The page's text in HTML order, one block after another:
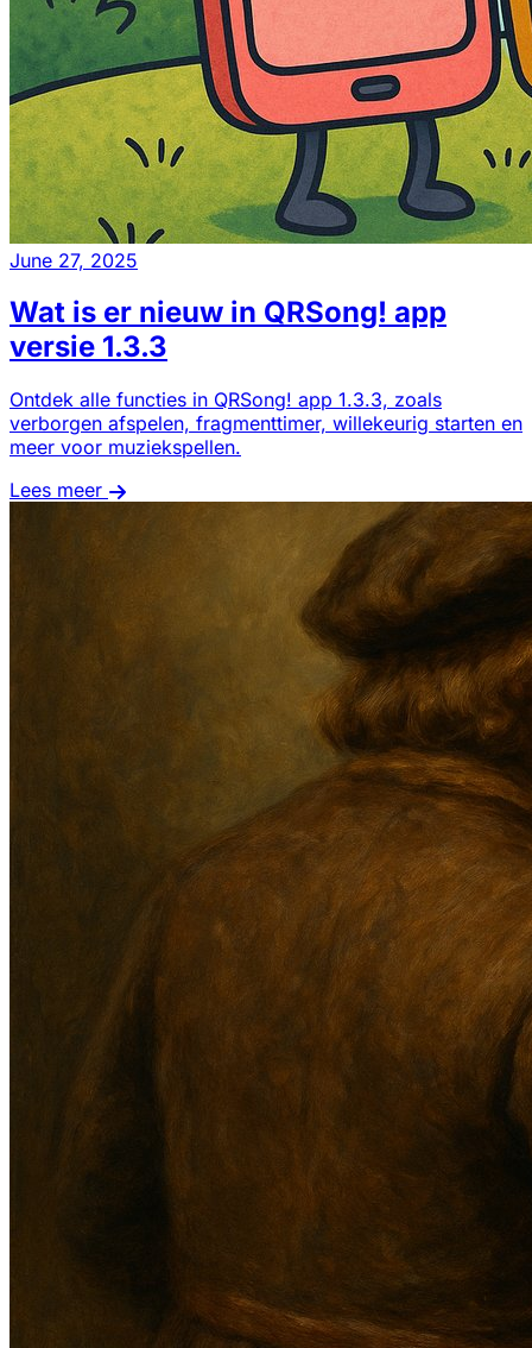
June 27, 2025
Wat is er nieuw in QRSong! app
versie 1.3.3
Ontdek alle functies in QRSong! app 1.3.3, zoals
verborgen afspelen, fragmenttimer, willekeurig starten en
meer voor muziekspellen.
Lees meer